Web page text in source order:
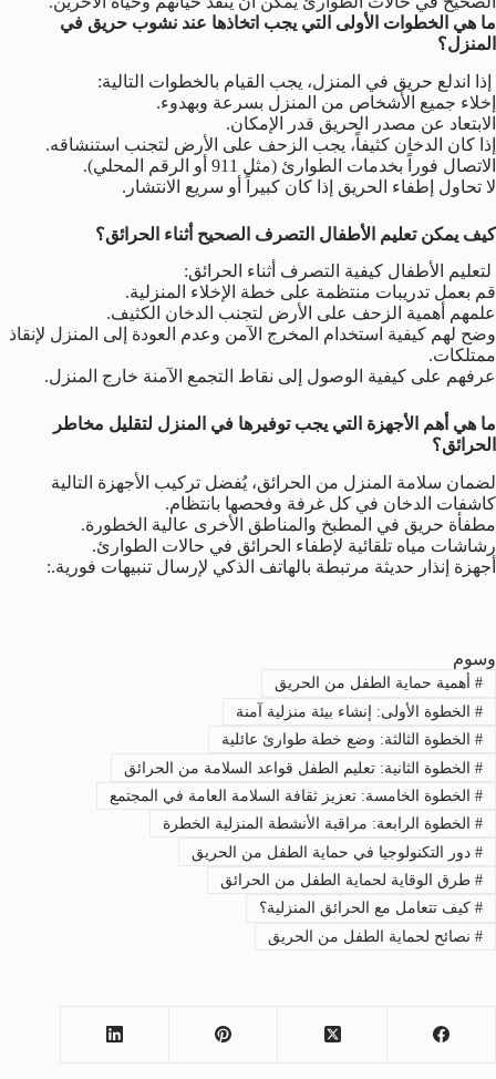
ما هي الخطوات الأولى التي يجب اتخاذها عند نشوب حريق في
المنزل؟
إذا اندلع حريق في المنزل، يجب القيام بالخطوات التالية:
إخلاء جميع الأشخاص من المنزل بسرعة وبهدوء.
الابتعاد عن مصدر الحريق قدر الإمكان.
إذا كان الدخان كثيفاً، يجب الزحف على الأرض لتجنب استنشاقه.
الاتصال فوراً بخدمات الطوارئ (مثل 911 أو الرقم المحلي).
لا تحاول إطفاء الحريق إذا كان كبيراً أو سريع الانتشار.
كيف يمكن تعليم الأطفال التصرف الصحيح أثناء الحرائق؟
لتعليم الأطفال كيفية التصرف أثناء الحرائق:
قم بعمل تدريبات منتظمة على خطة الإخلاء المنزلية.
علمهم أهمية الزحف على الأرض لتجنب الدخان الكثيف.
وضح لهم كيفية استخدام المخرج الآمن وعدم العودة إلى المنزل لإنقاذ
ممتلكات.
عرفهم على كيفية الوصول إلى نقاط التجمع الآمنة خارج المنزل.
ما هي أهم الأجهزة التي يجب توفيرها في المنزل لتقليل مخاطر
الحرائق؟
لضمان سلامة المنزل من الحرائق، يُفضل تركيب الأجهزة التالية
كاشفات الدخان في كل غرفة وفحصها بانتظام.
مطفأة حريق في المطبخ والمناطق الأخرى عالية الخطورة.
رشاشات مياه تلقائية لإطفاء الحرائق في حالات الطوارئ.
أجهزة إنذار حديثة مرتبطة بالهاتف الذكي لإرسال تنبيهات فورية.:
وسوم
#أهمية حماية الطفل من الحريق
#الخطوة الأولى: إنشاء بيئة منزلية آمنة
#الخطوة الثالثة: وضع خطة طوارئ عائلية
#الخطوة الثانية: تعليم الطفل قواعد السلامة من الحرائق
#الخطوة الخامسة: تعزيز ثقافة السلامة العامة في المجتمع
#الخطوة الرابعة: مراقبة الأنشطة المنزلية الخطرة
#دور التكنولوجيا في حماية الطفل من الحريق
#طرق الوقاية لحماية الطفل من الحرائق
#كيف تتعامل مع الحرائق المنزلية؟
#نصائح لحماية الطفل من الحريق